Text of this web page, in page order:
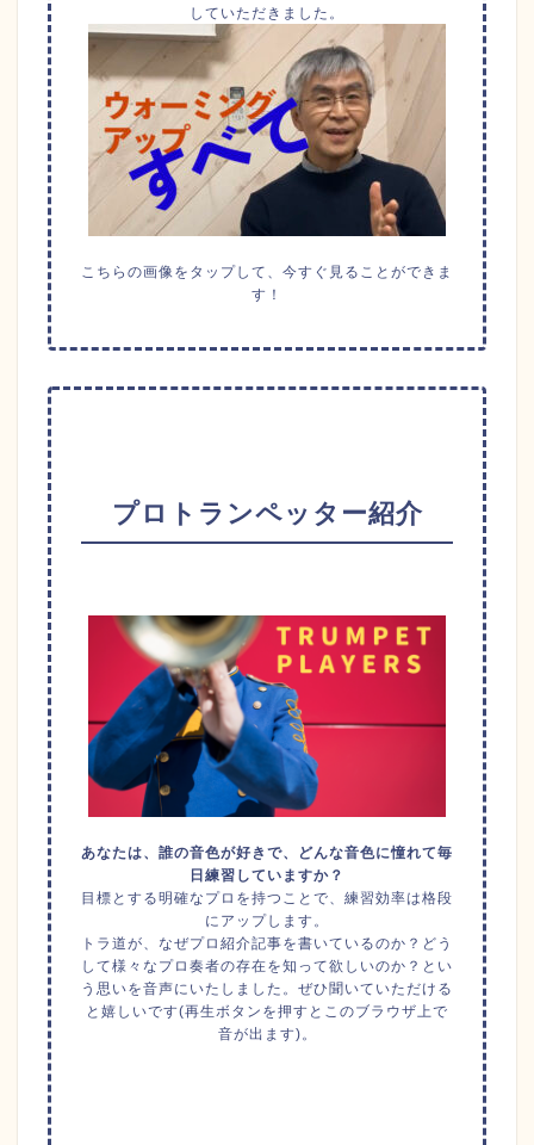
していただきました。
こちらの画像をタップして、今すぐ見ることができま
す！
プロトランペッター紹介
あなたは、誰の音色が好きで、どんな音色に憧れて毎
日練習していますか？
目標とする明確なプロを持つことで、練習効率は格段
にアップします。
トラ道が、なぜプロ紹介記事を書いているのか？どう
して様々なプロ奏者の存在を知って欲しいのか？とい
う思いを音声にいたしました。ぜひ聞いていただける
と嬉しいです(再生ボタンを押すとこのブラウザ上で
音が出ます)。